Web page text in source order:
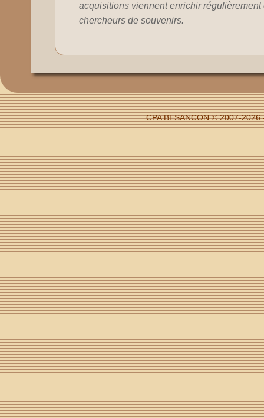
acquisitions viennent enrichir
chercheurs de souvenirs.
CPA BESANCON © 2007-